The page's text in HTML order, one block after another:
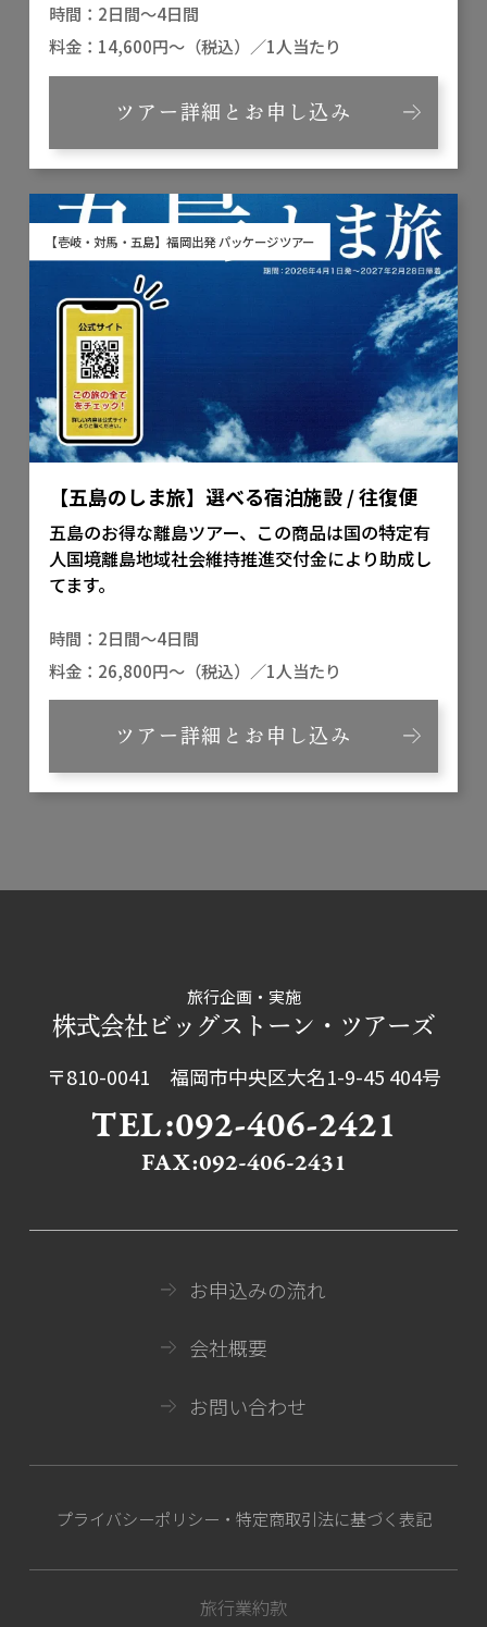
2日間～4日間
14,600円～（税込）／1人当たり
ツアー詳細とお申し込み
【壱岐・対馬・五島】福岡出発 パッケージツアー
【五島のしま旅】選べる宿泊施設 / 往復便
五島のお得な離島ツアー、この商品は国の特定有
人国境離島地域社会維持推進交付金により助成し
てます。
2日間～4日間
26,800円～（税込）／1人当たり
ツアー詳細とお申し込み
旅行企画・実施
株式会社ビッグストーン・ツアーズ
〒810-0041 福岡市中央区大名1-9-45 404号
TEL:092-406-2421
FAX:092-406-2431
お申込みの流れ
会社概要
お問い合わせ
プライバシーポリシー・特定商取引法に基づく表記
旅行業約款